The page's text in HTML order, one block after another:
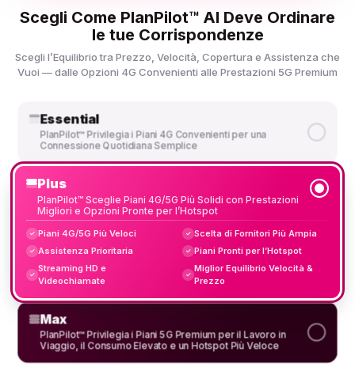
Scegli Come PlanPilot™ AI Deve Ordinare
le tue Corrispondenze
Scegli l’Equilibrio tra Prezzo, Velocità, Copertura e Assistenza che
Vuoi — dalle Opzioni 4G Convenienti alle Prestazioni 5G Premium
Essential
PlanPilot™ Privilegia i Piani 4G Convenienti per una
Connessione Quotidiana Semplice
Plus
PlanPilot™ Sceglie Piani 4G/5G Più Solidi con Prestazioni
Migliori e Opzioni Pronte per l’Hotspot
✓ Piani 4G/5G Più Veloci ✓ Scelta di Fornitori Più Ampia
✓ Assistenza Prioritaria ✓ Piani Pronti per l’Hotspot
✓
Streaming HD e
Videochiamate
✓
Miglior Equilibrio Velocità &
Prezzo
Max
PlanPilot™ Privilegia i Piani 5G Premium per il Lavoro in
Viaggio, il Consumo Elevato e un Hotspot Più Veloce